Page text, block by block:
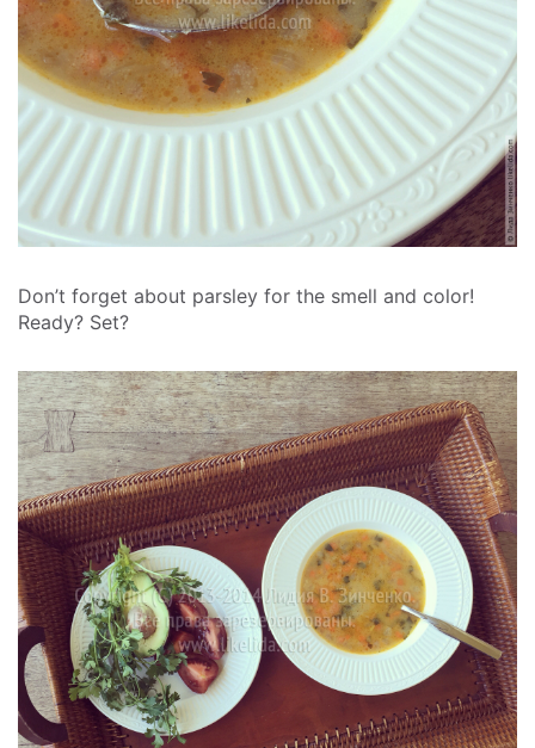
Don’t forget about parsley for the smell and color!
Ready? Set?